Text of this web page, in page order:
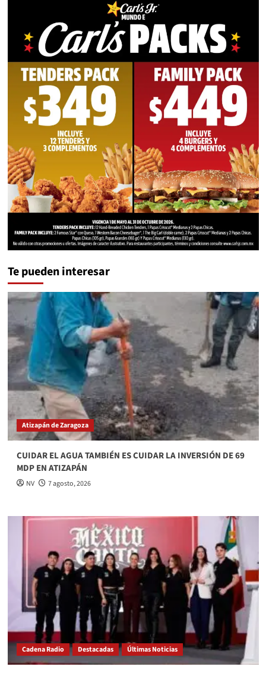
Te pueden interesar
Atizapán de Zaragoza
CUIDAR EL AGUA TAMBIÉN ES CUIDAR LA INVERSIÓN DE 69
MDP EN ATIZAPÁN
NV 7 agosto, 2026
Cadena Radio Destacadas Últimas Noticias